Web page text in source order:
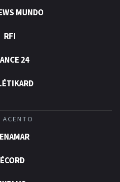
MUNDO
RFI
24
ACENTO